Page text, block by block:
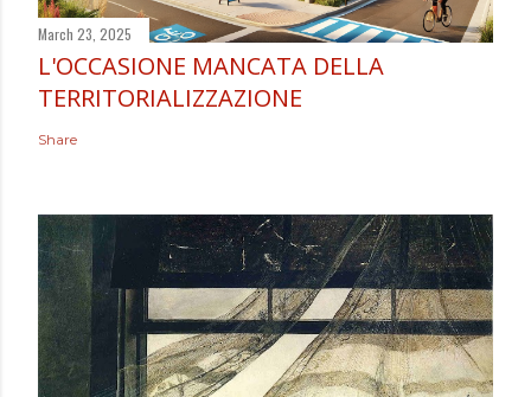
March 23, 2025
L'OCCASIONE MANCATA DELLA
TERRITORIALIZZAZIONE
Share